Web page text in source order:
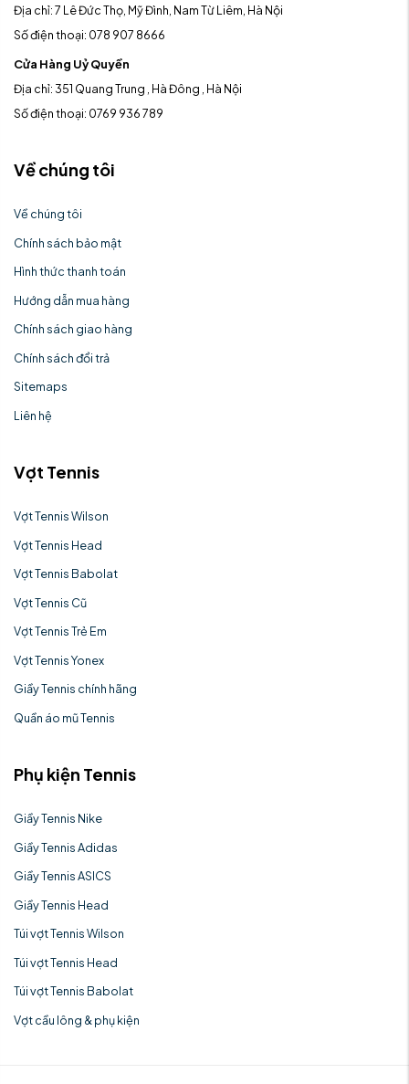
Địa chỉ: 7 Lê Đức Thọ, Mỹ Đình, Nam Từ Liêm, Hà Nội
Số điện thoại: 078 907 8666
Cửa Hàng Uỷ Quyền
Địa chỉ: 351 Quang Trung , Hà Đông , Hà Nội
Số điện thoại: 0769 936 789
Về chúng tôi
Về chúng tôi
Chính sách bảo mật
Hình thức thanh toán
Hướng dẫn mua hàng
Chính sách giao hàng
Chính sách đổi trả
Sitemaps
Liên hệ
Vợt Tennis
Vợt Tennis Wilson
Vợt Tennis Head
Vợt Tennis Babolat
Vợt Tennis Cũ
Vợt Tennis Trẻ Em
Vợt Tennis Yonex
Giầy Tennis chính hãng
Quần áo mũ Tennis
Phụ kiện Tennis
Giầy Tennis Nike
Giầy Tennis Adidas
Giầy Tennis ASICS
Giầy Tennis Head
Túi vợt Tennis Wilson
Túi vợt Tennis Head
Túi vợt Tennis Babolat
Vợt cầu lông & phụ kiện